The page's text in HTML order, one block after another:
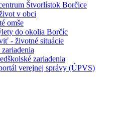
Štvorlístok Borčice
v obci
omše
do okolia Borčíc
- životné situácie
zariadenia
verejnej správy (ÚPVS)